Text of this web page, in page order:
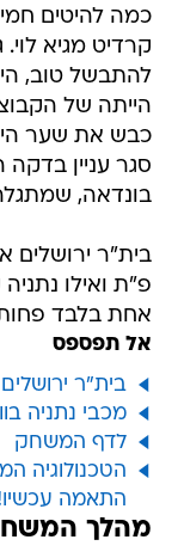
כמה להיטים
קרדיט מגיא
הייתה של
בונדאה,
בית"ר ירושלים
פ"ת ואילו
אחת בלבד פחות
אל תפספס
בית"ר
מכבי נתניה
לדף המשחק
הטכנולוגיה
התאמה
מהלך